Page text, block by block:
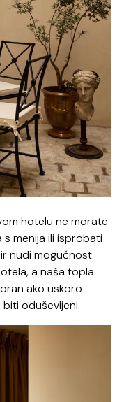
hotelu ne morate
menija ili isprobati
nudi mogućnost
a naša topla
ako uskoro
oduševljeni.